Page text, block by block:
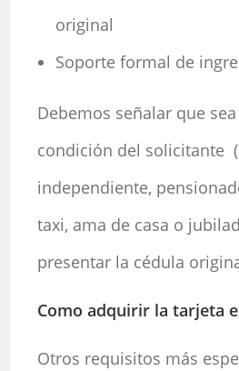
original
Soporte formal de
Debemos señalar que
condición del solicitante
independiente,
taxi, ama de casa o
presentar la cédula
Como adquirir la tarjeta
Otros requisitos más